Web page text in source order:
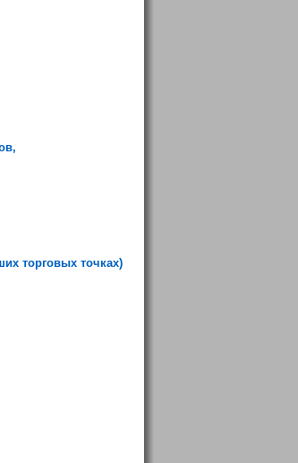
торговых точках)